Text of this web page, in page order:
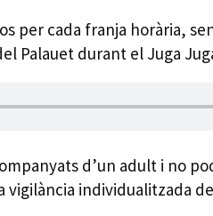
per cada franja horària,
Palauet durant el Juga
d’un adult i no
vigilància individualitzada